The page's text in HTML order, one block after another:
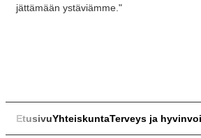
jättämään ystäviämme."
EtusivuYhteiskuntaTerveys ja